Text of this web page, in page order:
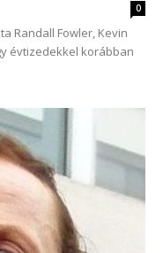
0
Randall Fowler, Kevin
évtizedekkel korábban